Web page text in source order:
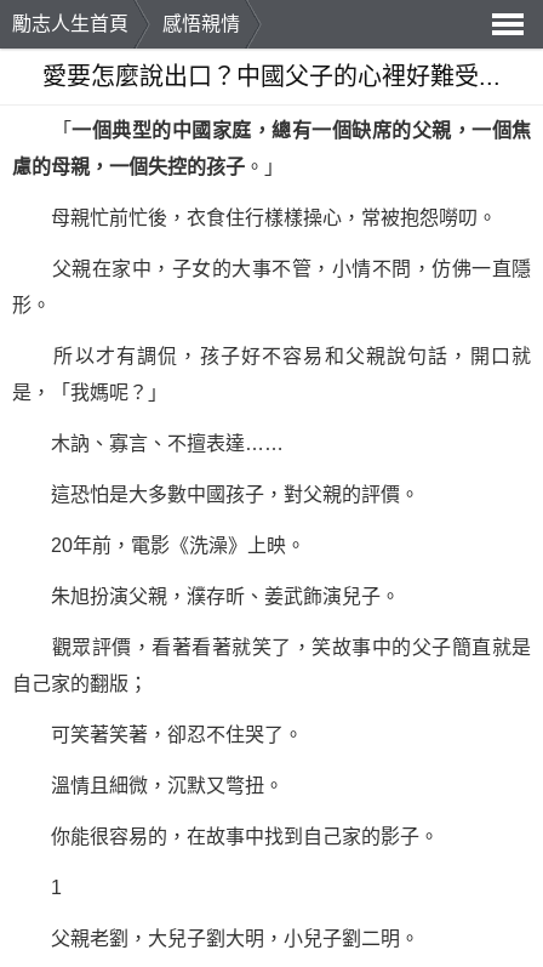
勵志人生首頁
感悟親情
導
航
愛要怎麼說出口？中國父子的心裡好難受...
「一個典型的中國家庭，總有一個缺席的父親，一個焦
慮的母親，一個失控的孩子 。」
母親忙前忙後，衣食住行樣樣操心，常被抱怨嘮叨。
父親在家中，子女的大事不管，小情不問，仿佛一直隱
形。
所以才有調侃，孩子好不容易和父親說句話，開口就
是，「我媽呢？」
木訥、寡言、不擅表達……
這恐怕是大多數中國孩子，對父親的評價。
20年前，電影《洗澡》上映。
朱旭扮演父親，濮存昕、姜武飾演兒子。
觀眾評價，看著看著就笑了，笑故事中的父子簡直就是
自己家的翻版；
可笑著笑著，卻忍不住哭了。
溫情且細微，沉默又彆扭。
你能很容易的，在故事中找到自己家的影子。
1
父親老劉，大兒子劉大明，小兒子劉二明。